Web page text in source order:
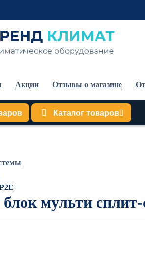
Акции Отзывы о магазине
Каталог товаров
мульти